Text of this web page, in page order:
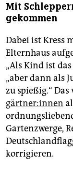
Mit
gekommen
Dabei ist Kress
Elternhaus
„Als Kind ist
„aber dann als
zu spießig.“
gärt­ne­r:in­nen
Gartenzwerge,
korrigieren.